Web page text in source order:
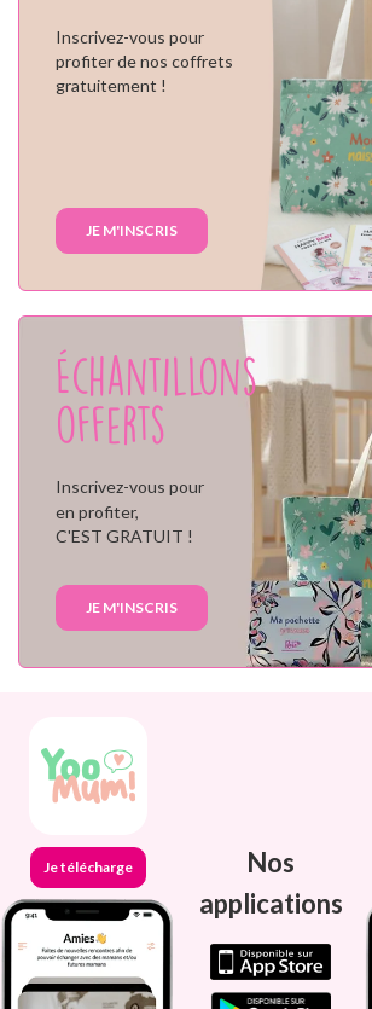
Inscrivez-vous pour
profiter de nos coffrets
gratuitement !
JE M'INSCRIS
Échantillons
offerts
Inscrivez-vous pour
en profiter,
C'EST GRATUIT !
JE M'INSCRIS
Je télécharge
Nos
applications